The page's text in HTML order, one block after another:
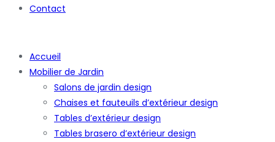
Contact
Accueil
Mobilier de Jardin
Salons de jardin design
Chaises et fauteuils d’extérieur design
Tables d’extérieur design
Tables brasero d’extérieur design